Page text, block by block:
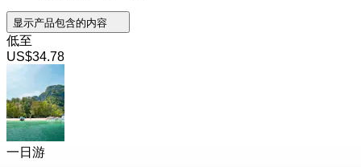
显示产品包含的内容
低至
US$34.78
一日游